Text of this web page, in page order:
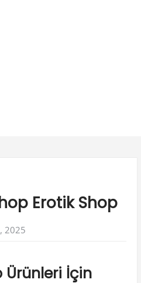
Erotik Shop
2025
Ürünleri İçin